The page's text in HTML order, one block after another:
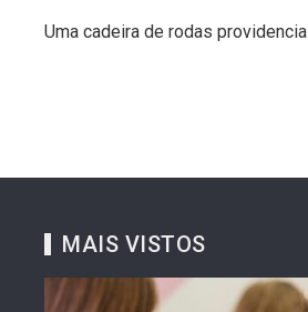
Uma cadeira de rodas providencial
MAIS VISTOS